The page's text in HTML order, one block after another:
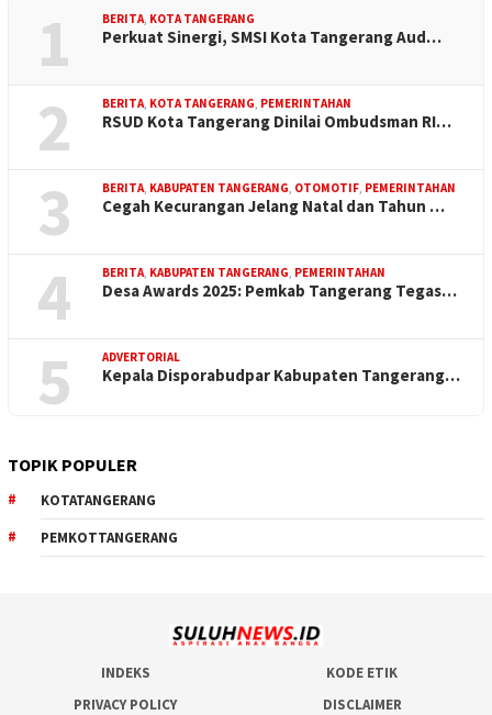
1 BERITA, KOTA TANGERANG
Perkuat Sinergi, SMSI Kota Tangerang Aud…
2 BERITA, KOTA TANGERANG, PEMERINTAHAN
RSUD Kota Tangerang Dinilai Ombudsman RI…
3 BERITA, KABUPATEN TANGERANG, OTOMOTIF, PEMERINTAHAN
Cegah Kecurangan Jelang Natal dan Tahun …
4 BERITA, KABUPATEN TANGERANG, PEMERINTAHAN
Desa Awards 2025: Pemkab Tangerang Tegas…
5 ADVERTORIAL
Kepala Disporabudpar Kabupaten Tangerang…
TOPIK POPULER
KOTATANGERANG
PEMKOTTANGERANG
INDEKS
KODE ETIK
PRIVACY POLICY
DISCLAIMER